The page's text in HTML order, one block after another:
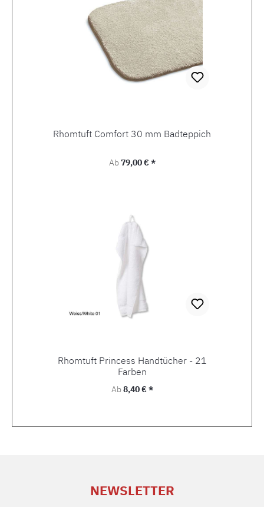
Rhomtuft Comfort 30 mm Badteppich
Regulärer Preis:
Ab79,00 € *
Rhomtuft Princess Handtücher - 21
Farben
Regulärer Preis:
Ab8,40 € *
NEWSLETTER